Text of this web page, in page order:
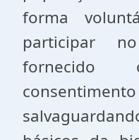
forma
participar